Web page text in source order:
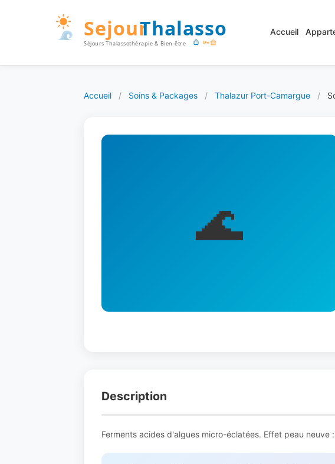
Accueil
Accueil / Soins & Packages / Thalazur Port-Camargue /
🌊
Description
Ferments acides d'algues micro-éclatées. Effet peau neuve